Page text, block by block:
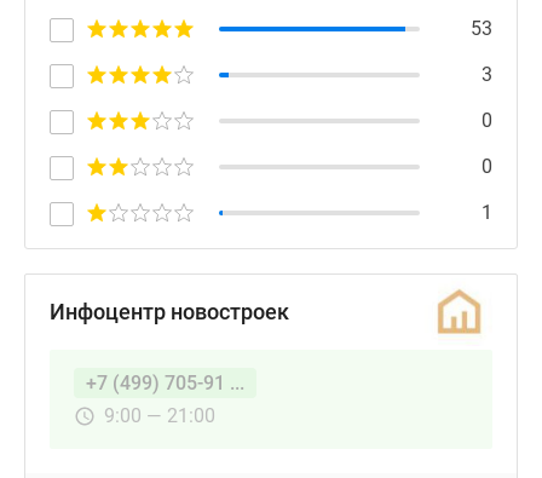
53
3
0
0
1
Инфоцентр новостроек
+7 (499) 705-91 ...
9:00 — 21:00